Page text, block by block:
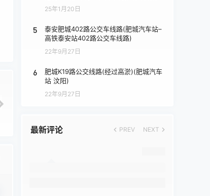
前公示
25年1月20日
5
泰安肥城402路公交车线路(肥城汽车站–
高铁泰安站402路公交车线路)
22年9月27日
6
肥城K19路公交线路(经过高淤)(肥城汽车
站 汶阳)
22年9月27日
最新评论 PREV NEXT